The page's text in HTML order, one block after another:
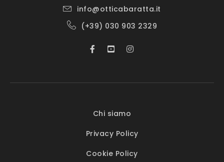
info@otticabaratta.it
(+39) 030 903 2329
Chi siamo
Privacy Policy
Cookie Policy